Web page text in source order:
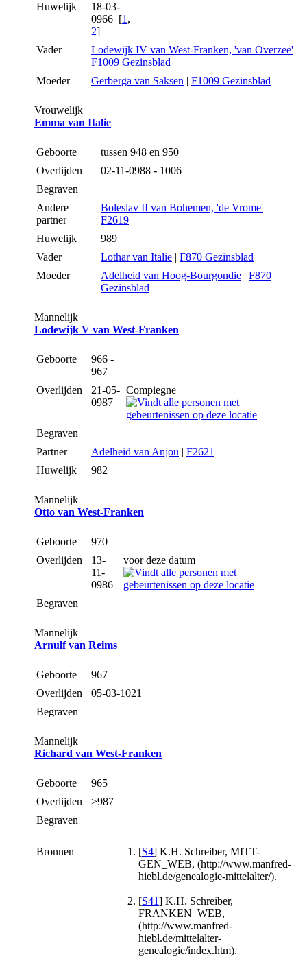
Huwelijk
18-03-
0966 [1,
2]
Vader
Lodewijk IV van West-Franken, 'van Overzee' |
F1009 Gezinsblad
Moeder
Gerberga van Saksen | F1009 Gezinsblad
Vrouwelijk
Emma van Italie
Geboorte
tussen 948 en 950
Overlijden
02-11-0988 - 1006
Begraven
Andere
partner
Boleslav II van Bohemen, 'de Vrome' |
F2619
Huwelijk
989
Vader
Lothar van Italie | F870 Gezinsblad
Moeder
Adelheid van Hoog-Bourgondie | F870
Gezinsblad
Mannelijk
Lodewijk V van West-Franken
Geboorte
966 -
967
Overlijden
21-05-
0987
Compiegne
Begraven
Partner
Adelheid van Anjou | F2621
Huwelijk
982
Mannelijk
Otto van West-Franken
Geboorte
970
Overlijden
13-
11-
0986
voor deze datum
Begraven
Mannelijk
Arnulf van Reims
Geboorte
967
Overlijden
05-03-1021
Begraven
Mannelijk
Richard van West-Franken
Geboorte
965
Overlijden
>987
Begraven
Bronnen [S4] K.H. Schreiber, MITT-
GEN_WEB, (http://www.manfred-
hiebl.de/genealogie-mittelalter/).
[S41] K.H. Schreiber,
FRANKEN_WEB,
(http://www.manfred-
hiebl.de/mittelalter-
genealogie/index.htm).